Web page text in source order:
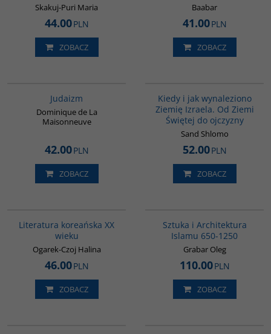
Skakuj-Puri Maria
44.00PLN
ZOBACZ
Baabar
41.00PLN
ZOBACZ
Judaizm
Dominique de La
Maisonneuve
42.00PLN
ZOBACZ
Kiedy i jak wynaleziono
Ziemię Izraela. Od Ziemi
Świętej do ojczyzny
Sand Shlomo
52.00PLN
ZOBACZ
Literatura koreańska XX
wieku
Ogarek-Czoj Halina
46.00PLN
ZOBACZ
Sztuka i Architektura
Islamu 650-1250
Grabar Oleg
110.00PLN
ZOBACZ